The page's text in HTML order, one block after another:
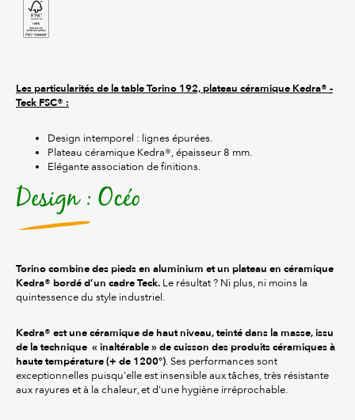
Les particularités de la table Torino 192, plateau céramique Kedra® -
Teck FSC® :
Design intemporel : lignes épurées.
Plateau céramique Kedra®, épaisseur 8 mm.
Elégante association de finitions.
Design : Océo
Torino combine des pieds en aluminium et un plateau en céramique
Kedra® bordé d’un cadre Teck. Le résultat ? Ni plus, ni moins la
quintessence du style industriel.
Kedra® est une céramique de haut niveau, teinté dans la masse, issu
de la technique « inaltérable » de cuisson des produits céramiques à
haute température (+ de 1200°) . Ses performances sont
exceptionnelles puisqu'elle est insensible aux tâches, très résistante
aux rayures et à la chaleur, et d'une hygiène irréprochable.